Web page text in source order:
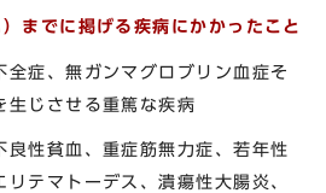
までに掲げる疾病にかかったこと
症、無ガンマグロブリン血症そ
生じさせる重篤な疾病
性貧血、重症筋無力症、若年性
テマトーデス、潰瘍性大腸炎、